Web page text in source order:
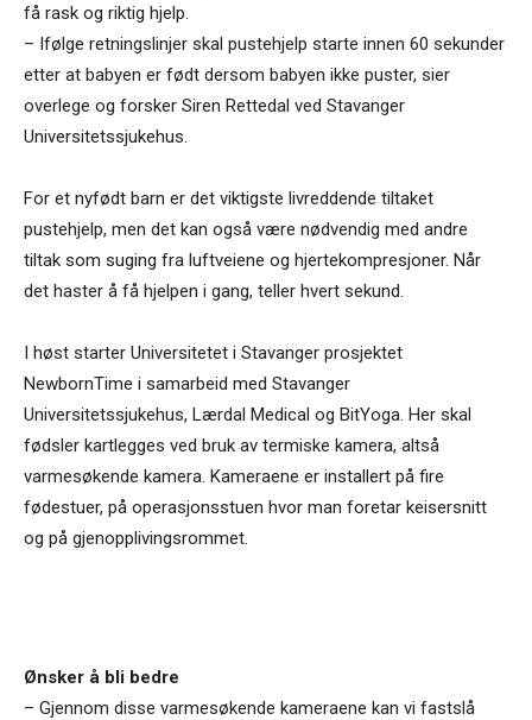
få rask og riktig hjelp.
– Ifølge retningslinjer skal pustehjelp starte innen 60 sekunder
etter at babyen er født dersom babyen ikke puster, sier
overlege og forsker Siren Rettedal ved Stavanger
Universitetssjukehus.
For et nyfødt barn er det viktigste livreddende tiltaket
pustehjelp, men det kan også være nødvendig med andre
tiltak som suging fra luftveiene og hjertekompresjoner. Når
det haster å få hjelpen i gang, teller hvert sekund.
I høst starter Universitetet i Stavanger prosjektet
NewbornTime i samarbeid med Stavanger
Universitetssjukehus, Lærdal Medical og BitYoga. Her skal
fødsler kartlegges ved bruk av termiske kamera, altså
varmesøkende kamera. Kameraene er installert på fire
fødestuer, på operasjonsstuen hvor man foretar keisersnitt
og på gjenopplivingsrommet.
Ønsker å bli bedre
– Gjennom disse varmesøkende kameraene kan vi fastslå